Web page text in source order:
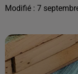
Modifié : 7